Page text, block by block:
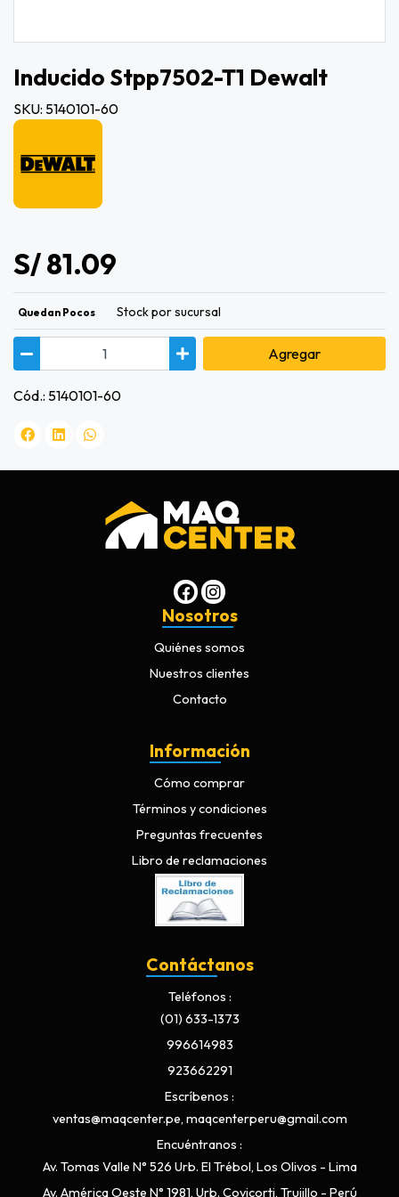
Inducido Stpp7502-T1 Dewalt
SKU: 5140101-60
S/ 81.09
Quedan Pocos Stock por sucursal
Agregar
Cód.: 5140101-60
Nosotros
Quiénes somos
Nuestros clientes
Contacto
Información
Cómo comprar
Términos y condiciones
Preguntas frecuentes
Libro de reclamaciones
Contáctanos
Teléfonos
(01) 633-1373
996614983
923662291
Escríbenos
ventas@maqcenter.pe, maqcenterperu@gmail.com
Encuéntranos
Av. Tomas Valle N° 526 Urb. El Trébol, Los Olivos - Lima
Av. América Oeste N° 1981, Urb. Covicorti, Trujillo - Perú